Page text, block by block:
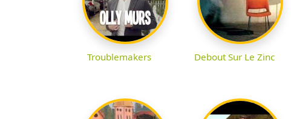
Troublemakers Debout Sur Le Zinc